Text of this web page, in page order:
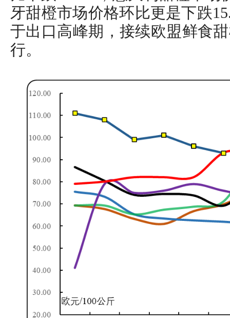
牙甜橙市场价格环比更是下跌
于出口高峰期，接续欧盟鲜食
行。